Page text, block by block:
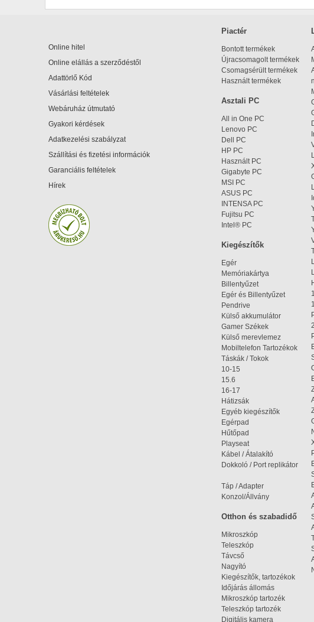
Online hitel
Online elállás a szerződéstől
Adattörlő Kód
Vásárlási feltételek
Webáruház útmutató
Gyakori kérdések
Adatkezelési szabályzat
Szállítási és fizetési információk
Garanciális feltételek
Hírek
Piactér
Bontott termékek
Újracsomagolt termékek
Csomagsérült termékek
Használt termékek
Asztali PC
All in One PC
Lenovo PC
Dell PC
HP PC
Használt PC
Gigabyte PC
MSI PC
ASUS PC
INTENSA PC
Fujitsu PC
Intel® PC
Kiegészítők
Egér
Memóriakártya
Billentyűzet
Egér és Billentyűzet
Pendrive
Külső akkumulátor
Gamer Székek
Külső merevlemez
Mobiltelefon Tartozékok
Táskák / Tokok
10-15
15.6
16-17
Hátizsák
Egyéb kiegészítők
Egérpad
Hűtőpad
Playseat
Kábel / Átalakító
Dokkoló / Port replikátor
Táp / Adapter
Konzol/Állvány
Otthon és szabadidő
Mikroszkóp
Teleszkóp
Távcső
Nagyító
Kiegészítők, tartozékok
Időjárás állomás
Mikroszkóp tartozék
Teleszkóp tartozék
Digitális kamera